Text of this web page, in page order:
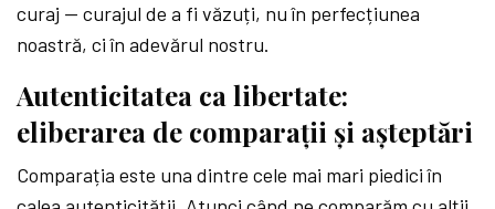
curaj — curajul de a fi văzuți, nu în perfecțiunea
noastră, ci în adevărul nostru.
Autenticitatea ca libertate:
eliberarea de comparații și așteptări
Comparația este una dintre cele mai mari piedici în